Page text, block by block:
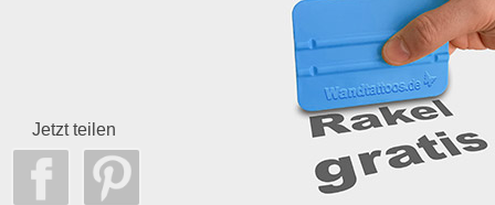
Jetzt teilen